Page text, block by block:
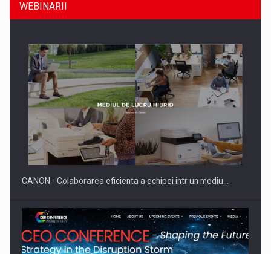
SAPTE PERSONALITATI DIN MEDIUL DE AFACERI, ACADEMIC
SI INSTITUTIONAL…
WEBINARII
CANON - Colaborarea eficienta a echipei intr un mediu…